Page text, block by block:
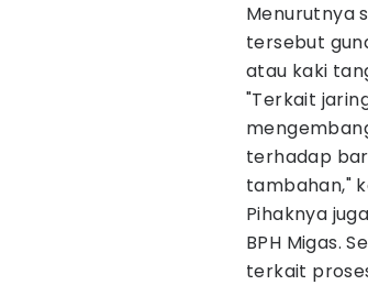
Menurutnya
tersebut
atau kaki
"Terkait
terhadap
tambahan,"
Pihaknya
BPH Migas.
terkait